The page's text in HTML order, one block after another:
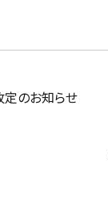
のお知らせ